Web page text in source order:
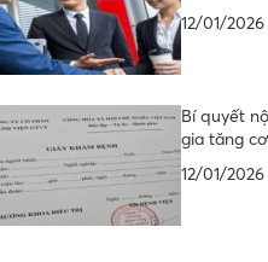
12/01/2026
Bí quyết
gia tăng
12/01/2026